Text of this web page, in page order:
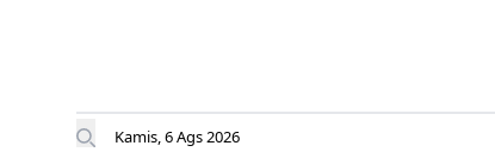
Kamis, 6 Ags 2026